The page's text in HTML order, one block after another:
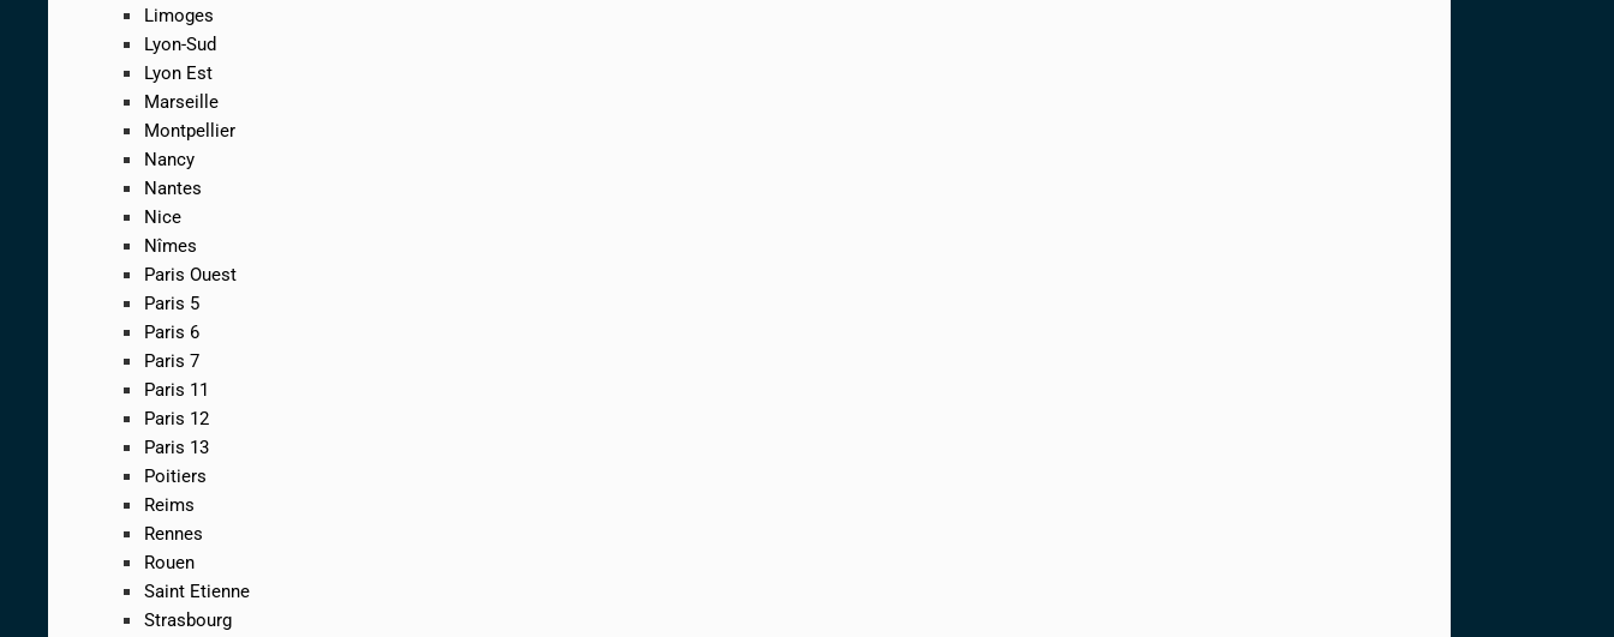
Limoges
Lyon-Sud
Lyon Est
Marseille
Montpellier
Nancy
Nantes
Nice
Nîmes
Paris Ouest
Paris 5
Paris 6
Paris 7
Paris 11
Paris 12
Paris 13
Poitiers
Reims
Rennes
Rouen
Saint Etienne
Strasbourg